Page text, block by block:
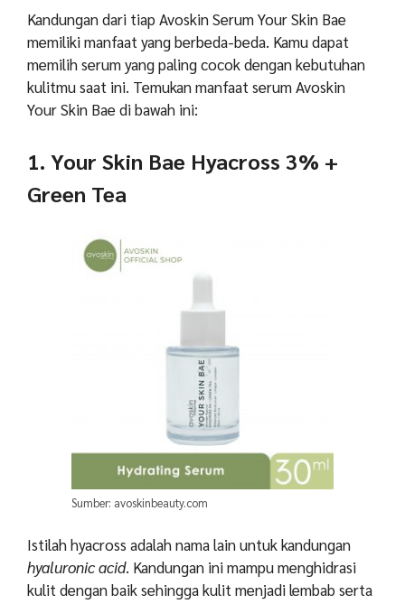
Kandungan dari tiap Avoskin Serum Your Skin Bae
memiliki manfaat yang berbeda-beda. Kamu dapat
memilih serum yang paling cocok dengan kebutuhan
kulitmu saat ini. Temukan manfaat serum Avoskin
Your Skin Bae di bawah ini:
1. Your Skin Bae Hyacross 3% +
Green Tea
Sumber: avoskinbeauty.com
Istilah hyacross adalah nama lain untuk kandungan
hyaluronic acid. Kandungan ini mampu menghidrasi
kulit dengan baik sehingga kulit menjadi lembab serta